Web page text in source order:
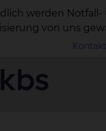
werden
von uns
Kontakt